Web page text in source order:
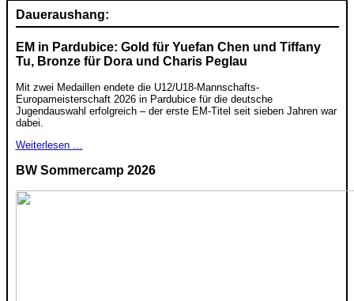
Daueraushang:
EM in Pardubice: Gold für Yuefan Chen und Tiffany
Tu, Bronze für Dora und Charis Peglau
Mit zwei Medaillen endete die U12/U18-Mannschafts-
Europameisterschaft 2026 in Pardubice für die deutsche
Jugendauswahl erfolgreich – der erste EM-Titel seit sieben Jahren war
dabei.
Weiterlesen …
BW Sommercamp 2026